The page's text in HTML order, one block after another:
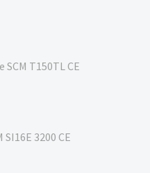
T150TL CE
3200 CE